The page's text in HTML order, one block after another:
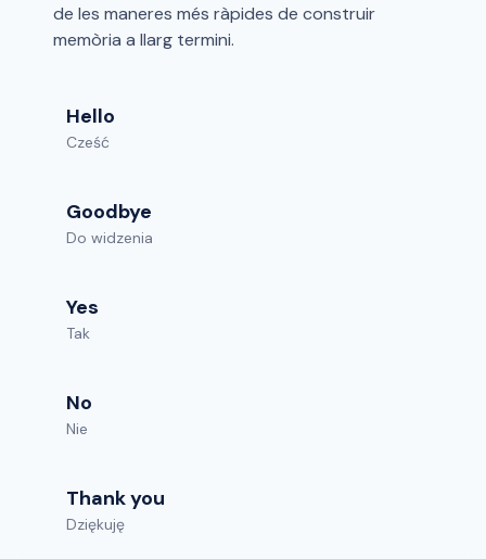
de les maneres més ràpides de construir
memòria a llarg termini.
Hello
Cześć
Goodbye
Do widzenia
Yes
Tak
No
Nie
Thank you
Dziękuję